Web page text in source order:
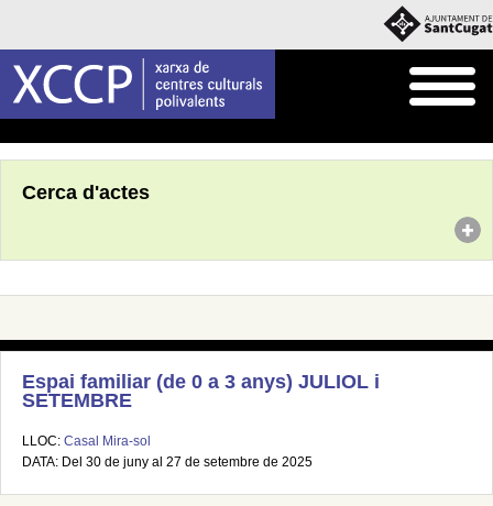
Cerca d'actes
Espai familiar (de 0 a 3 anys) JULIOL i
SETEMBRE
LLOC: Casal Mira-sol
DATA: Del 30 de juny al 27 de setembre de 2025